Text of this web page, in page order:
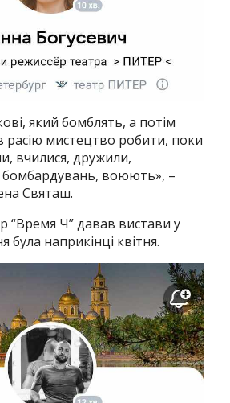
який бомблять, а потім
расію мистецтво робити, поки
вчилися, дружили,
воюють», –
Святаш.
“Время Ч” давав вистави у
була наприкінці квітня.